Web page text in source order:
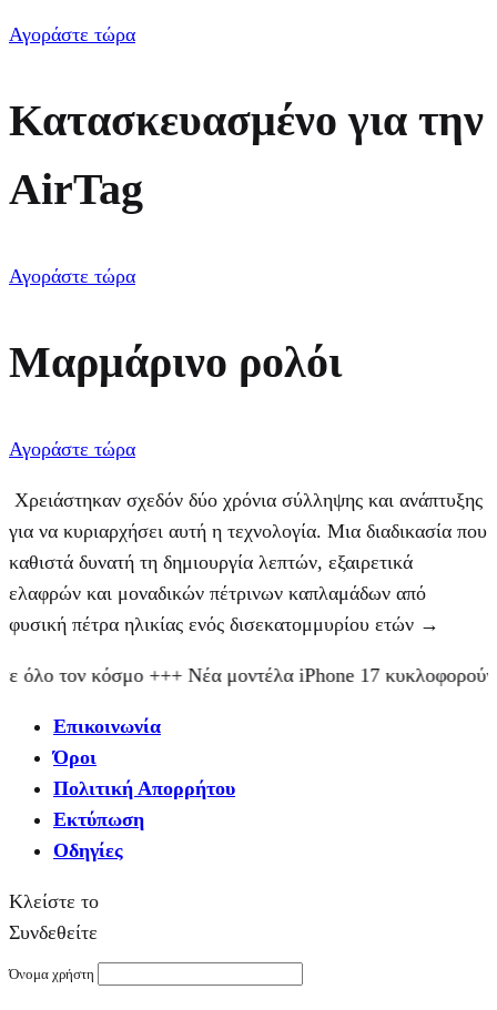
Αγοράστε τώρα
Κατασκευασμένο για την
AirTag
Αγοράστε τώρα
Μαρμάρινο ρολόι
Αγοράστε τώρα
Χρειάστηκαν σχεδόν δύο χρόνια σύλληψης και ανάπτυξης
για να κυριαρχήσει αυτή η τεχνολογία. Μια διαδικασία που
καθιστά δυνατή τη δημιουργία λεπτών, εξαιρετικά
ελαφρών και μοναδικών πέτρινων καπλαμάδων από
φυσική πέτρα ηλικίας ενός δισεκατομμυρίου ετών →
τον κόσμο +++ Νέα μοντέλα iPhone 17 κυκλοφορούν
Επικοινωνία
Όροι
Πολιτική Απορρήτου
Εκτύπωση
Οδηγίες
Κλείστε το
Συνδεθείτε
Όνομα χρήστη